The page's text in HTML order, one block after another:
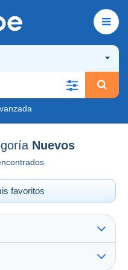
Nuevos
favoritos